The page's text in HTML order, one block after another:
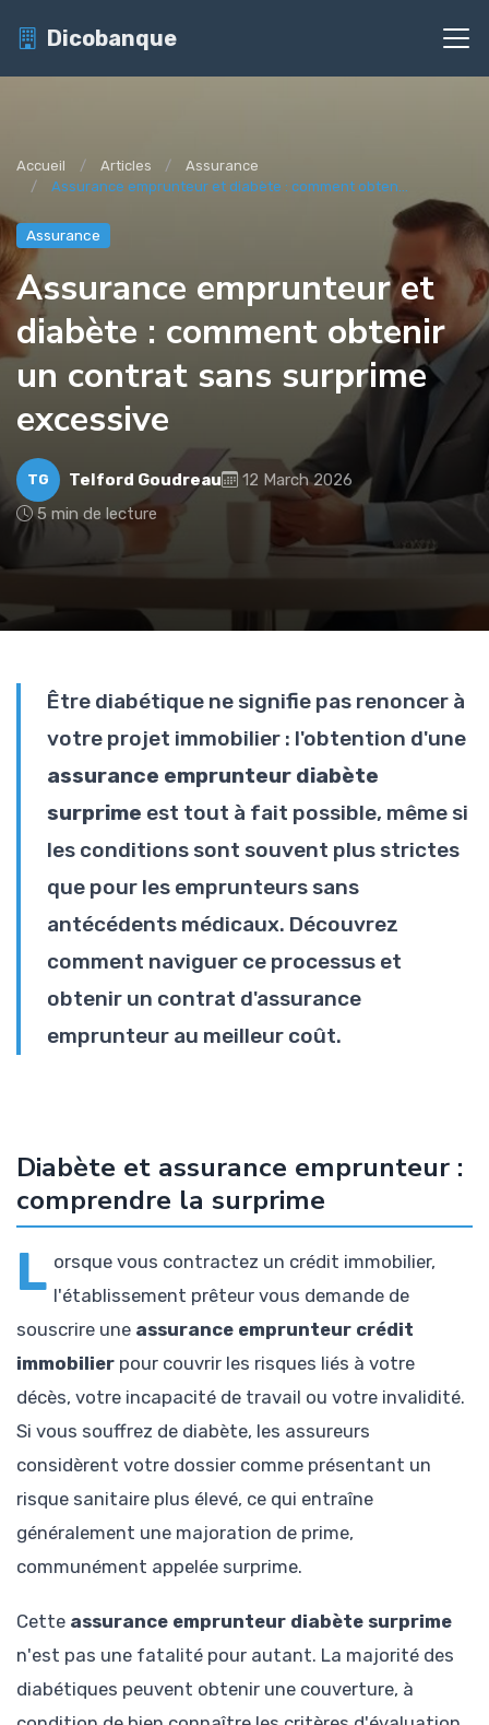
Dicobanque
Accueil Articles
Assurance
Assurance emprunteur et diabète : comment obten...
Assurance
Assurance emprunteur et
diabète : comment obtenir
un contrat sans surprime
excessive
TG Telford Goudreau
12 March 2026
5 min de lecture
Être diabétique ne signifie pas renoncer à
votre projet immobilier : l'obtention d'une
assurance emprunteur diabète
surprime est tout à fait possible, même si
les conditions sont souvent plus strictes
que pour les emprunteurs sans
antécédents médicaux. Découvrez
comment naviguer ce processus et
obtenir un contrat d'assurance
emprunteur au meilleur coût.
Diabète et assurance emprunteur :
comprendre la surprime
L orsque vous contractez un crédit immobilier,
l'établissement prêteur vous demande de
souscrire une assurance emprunteur crédit
immobilier pour couvrir les risques liés à votre
décès, votre incapacité de travail ou votre invalidité.
Si vous souffrez de diabète, les assureurs
considèrent votre dossier comme présentant un
risque sanitaire plus élevé, ce qui entraîne
généralement une majoration de prime,
communément appelée surprime.
Cette assurance emprunteur diabète surprime
n'est pas une fatalité pour autant. La majorité des
diabétiques peuvent obtenir une couverture, à